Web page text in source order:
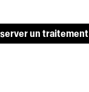
un traitement